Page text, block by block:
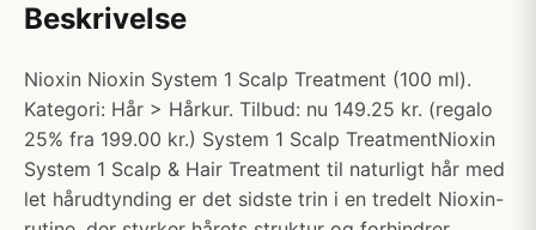
Beskrivelse
Nioxin Nioxin System 1 Scalp Treatment (100 ml).
Kategori: Hår > Hårkur. Tilbud: nu 149.25 kr. (regalo
25% fra 199.00 kr.) System 1 Scalp TreatmentNioxin
System 1 Scalp & Hair Treatment til naturligt hår med
let hårudtynding er det sidste trin i en tredelt Nioxin-